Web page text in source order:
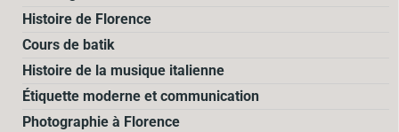
Histoire de Florence
Cours de batik
Histoire de la musique italienne
Étiquette moderne et communication
Photographie à Florence